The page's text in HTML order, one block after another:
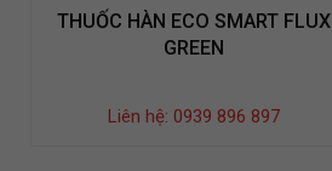
THUỐC HÀN ECO SMART FLUX
GREEN
Liên hệ: 0939 896 897